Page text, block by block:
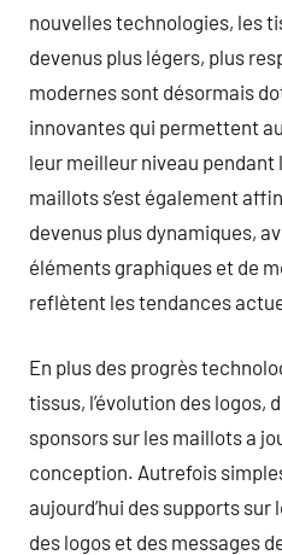
nouvelles technologies, les
devenus plus légers, plus
modernes sont désormais
innovantes qui permettent
leur meilleur niveau
maillots s’est également
devenus plus dynamiques,
éléments graphiques et de
reflètent les tendances
En plus des progrès
tissus, l’évolution des logos,
sponsors sur les maillots a
conception. Autrefois
aujourd’hui des supports
des logos et des messages